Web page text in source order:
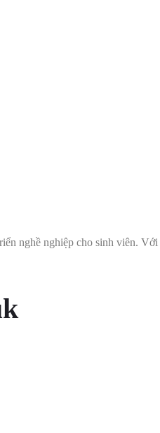
nghề nghiệp cho sinh viên.